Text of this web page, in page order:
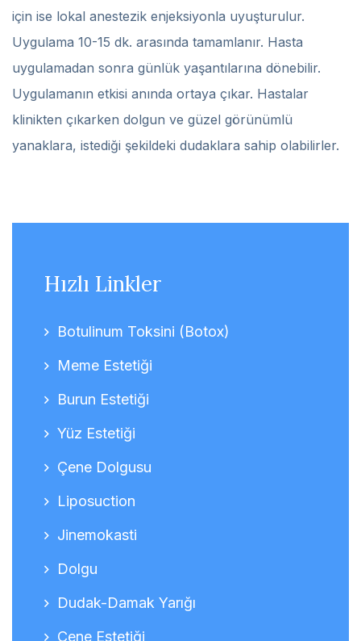
için ise lokal anestezik enjeksiyonla uyuşturulur.
Uygulama 10-15 dk. arasında tamamlanır. Hasta
uygulamadan sonra günlük yaşantılarına dönebilir.
Uygulamanın etkisi anında ortaya çıkar. Hastalar
klinikten çıkarken dolgun ve güzel görünümlü
yanaklara, istediği şekildeki dudaklara sahip olabilirler.
Hızlı Linkler
Botulinum Toksini (Botox)
Meme Estetiği
Burun Estetiği
Yüz Estetiği
Çene Dolgusu
Liposuction
Jinemokasti
Dolgu
Dudak-Damak Yarığı
Çene Estetiği